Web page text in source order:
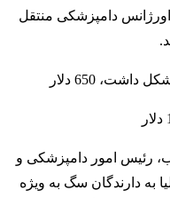
دامپزشکی منتقل
650 دلار
رئیس امور دامپزشکی و
به دارندگان سگ به ویژه